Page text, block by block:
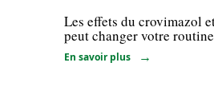
Les effets du crovimazol
peut changer votre
En savoir plus